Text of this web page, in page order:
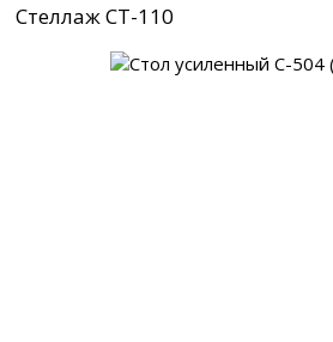
Стеллаж СТ-110